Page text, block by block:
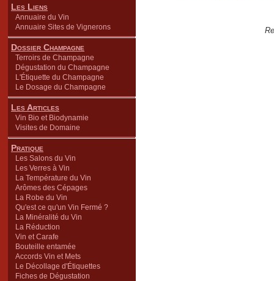
Les Liens
Annuaire du Vin
Annuaire Sites de Vignerons
Dossier Champagne
Terroirs de Champagne
Dégustation du Champagne
L'Étiquette du Champagne
Le Dosage du Champagne
Les Articles
Vin Bio et Biodynamie
Visites de Domaine
Pratique
Les Salons du Vin
Les Verres à Vin
La Température du Vin
Arômes des Cépages
La Robe du Vin
Qu'est ce qu'un Vin Fermé ?
La Minéralité du Vin
La Réduction
Vin et Carafe
Bouteille entamée
Accords Vin et Mets
Le Décollage d'Étiquettes
Fiches de Dégustation